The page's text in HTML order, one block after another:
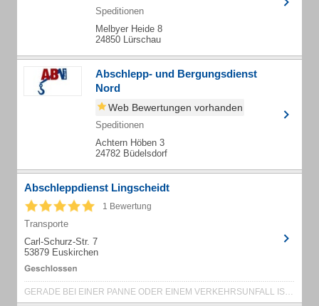
Speditionen
Melbyer Heide 8
24850 Lürschau
Abschlepp- und Bergungsdienst
Nord
Web Bewertungen vorhanden
Speditionen
Achtern Höben 3
24782 Büdelsdorf
Abschleppdienst Lingscheidt
1 Bewertung
Transporte
Carl-Schurz-Str. 7
53879 Euskirchen
GERADE BEI EINER PANNE ODER EINEM VERKEHRSUNFALL IST ES WICHTIG, EINEN SERIÖSE...